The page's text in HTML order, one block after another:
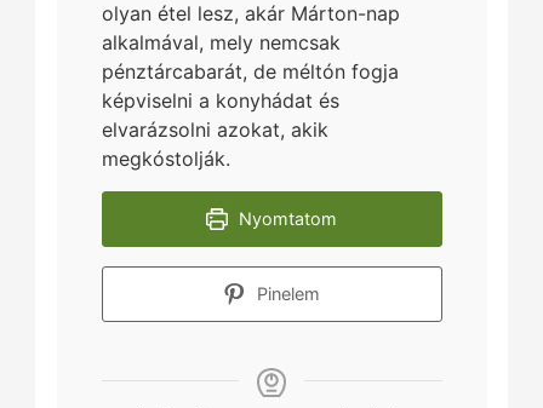
olyan étel lesz, akár Márton-nap
alkalmával, mely nemcsak
pénztárcabarát, de méltón fogja
képviselni a konyhádat és
elvarázsolni azokat, akik
megkóstolják.
Nyomtatom
Pinelem